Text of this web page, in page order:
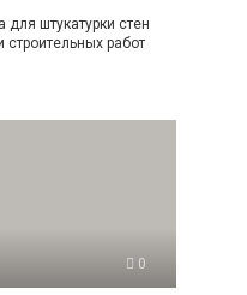
для штукатурки стен
работ
0